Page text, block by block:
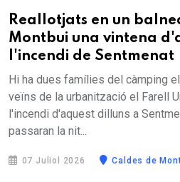
Reallotjats en un
Montbui una vintena
l'incendi de Sentmenat
Hi ha dues famílies del càmping
veïns de la urbanització el Farell
l'incendi d'aquest dilluns a
passaran la nit...
07 Juliol 2026 Caldes de